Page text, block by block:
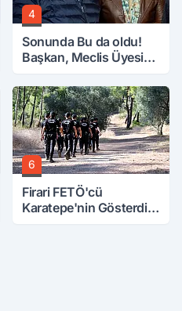
4
Sonunda Bu da oldu!
Başkan, Meclis Üyesini
Attırdı
6
Firari FETÖ'cü
Karatepe'nin Gösterdiği